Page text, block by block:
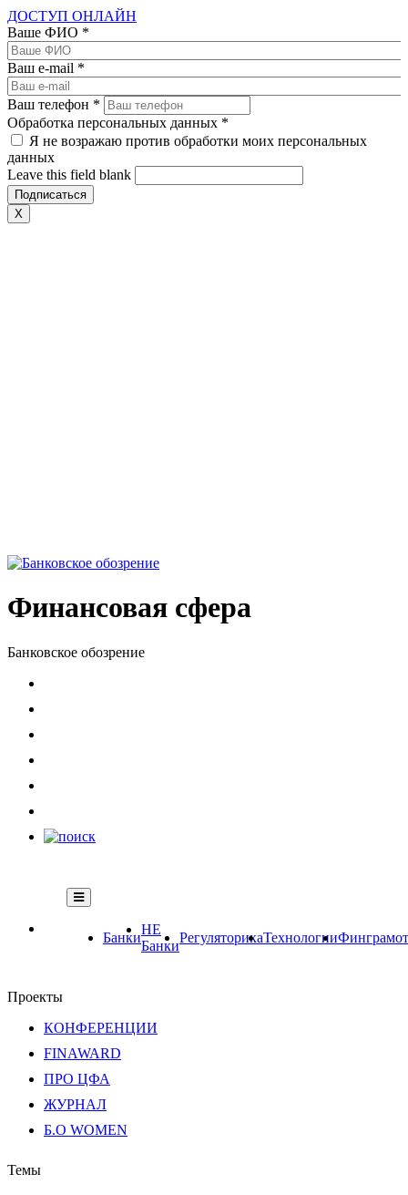
ДОСТУП ОНЛАЙН
Ваше ФИО *
Ваш e-mail *
Ваш телефон *
Обработка персональных данных *
Я не возражаю против обработки моих персональных
данных
Leave this field blank
X
Финансовая сфера
Банковское обозрение
Банки
НЕ
Банки
РегуляторикаТехнологии
Проекты
КОНФЕРЕНЦИИ
FINAWARD
ПРО ЦФА
ЖУРНАЛ
Б.О WOMEN
Темы